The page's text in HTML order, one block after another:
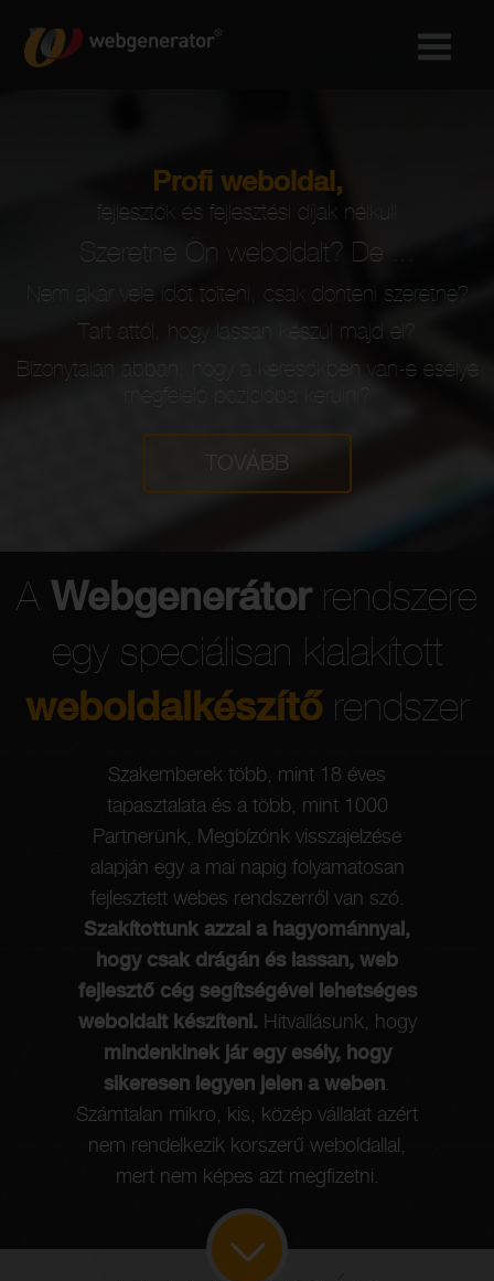
Profi weboldal,
fejlesztők és fejlesztési díjak nélkül!
Szeretne Ön weboldalt? De ...
Nem akar vele időt tölteni, csak dönteni szeretne?
Tart attól, hogy lassan készül majd el?
Bizonytalan abban, hogy a keresőkben van-e esélye
TOVÁBB
A Webgenerátorrendszere
egy speciálisan kialakított
weboldalkészítőrendszer
Szakemberek több, mint 18 éves
tapasztalata és a több, mint 1000
Partnerünk, Megbízónk visszajelzése
alapján egy a mai napig folyamatosan
fejlesztett webes rendszerről van szó.
Szakítottunk azzal a hagyománnyal,
hogy csak drágán és lassan, web
fejlesztő cég segítségével lehetséges
weboldalt készíteni. Hitvallásunk, hogy
mindenkinek jár egy esély, hogy
sikeresen legyen jelen a weben.
Számtalan mikro, kis, közép vállalat azért
nem rendelkezik korszerű weboldallal,
mert nem képes azt megfizetni.